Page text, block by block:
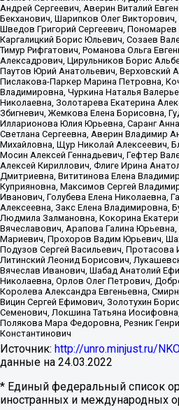
Андрей Сергеевич, Аверин Виталий
Бекханович, Шарипков Олег
Шведов Григорий Сергеевич,
Каргалицкий Борис Юльевич, Созаев
Тимур Рифгатович, Романова Ольга
Алексадрович, Цирульников Борис
Паутов Юрий Анатольевич, Верховский
Пислакова-Паркер Марина Петровна,
Владимировна, Чуркина Наталья
Николаевна, Золотарева Екатерина
Збигневич, Жемкова Елена Борисовна,
Илларионова Юлия Юрьевна, Саранг
Светлана Сергеевна, Аверин Владимир
Михайловна, Щур Николай Алексеевич,
Мосин Алексей Геннадьевич, Гефтер
Алексей Кириллович, Флиге Ирина
Дмитриевна, Вититинова Елена
Куприяновна, Максимов Сергей
Иванович, Голубева Елена Николаевна,
Алексеевна, Закс Елена Владимировна,
Людмила Залмановна, Кокорина
Вячеславович, Арапова Галина
Мариевич, Прохоров Вадим Юрьевич,
Подузов Сергей Васильевич, Протасова
Литинский Леонид Борисович,
Вячеслав Иванович, Шабад Анатолий
Николаевна, Орлов Олег Петрович,
Королева Александра Евгеньевна,
Вицин Сергей Ефимович, Золотухин
Семенович, Локшина Татьяна
Полякова Мара Федоровна, Резник
Константинович
Источник: http://unro.minjust.ru/
данные на 24.03.2022
* Единый федеральный список
иностранных и международных